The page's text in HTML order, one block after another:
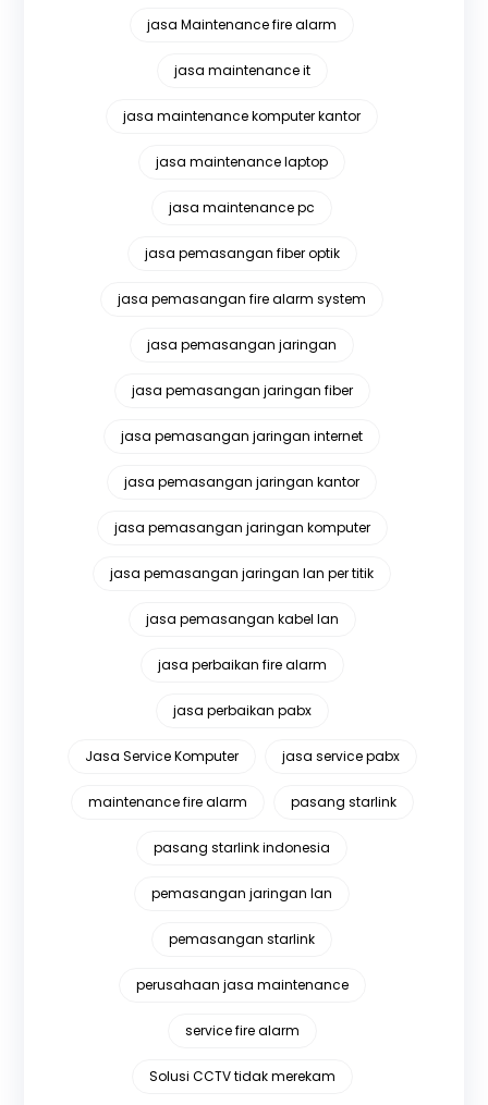
jasa Maintenance fire alarm
jasa maintenance it
jasa maintenance komputer kantor
jasa maintenance laptop
jasa maintenance pc
jasa pemasangan fiber optik
jasa pemasangan fire alarm system
jasa pemasangan jaringan
jasa pemasangan jaringan fiber
jasa pemasangan jaringan internet
jasa pemasangan jaringan kantor
jasa pemasangan jaringan komputer
jasa pemasangan jaringan lan per titik
jasa pemasangan kabel lan
jasa perbaikan fire alarm
jasa perbaikan pabx
Jasa Service Komputer jasa service pabx
maintenance fire alarm pasang starlink
pasang starlink indonesia
pemasangan jaringan lan
pemasangan starlink
perusahaan jasa maintenance
service fire alarm
Solusi CCTV tidak merekam